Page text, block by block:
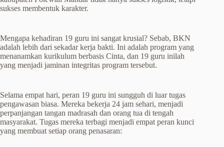
sukses membentuk karakter.
Mengapa kehadiran 19 guru ini sangat krusial? Sebab, BKN
adalah lebih dari sekadar kerja bakti. Ini adalah program yang
menanamkan kurikulum berbasis Cinta, dan 19 guru inilah
yang menjadi jaminan integritas program tersebut.
Selama empat hari, peran 19 guru ini sungguh di luar tugas
pengawasan biasa. Mereka bekerja 24 jam sehari, menjadi
perpanjangan tangan madrasah dan orang tua di tengah
masyarakat. Tugas mereka terbagi menjadi empat peran kunci
yang membuat setiap orang penasaran: